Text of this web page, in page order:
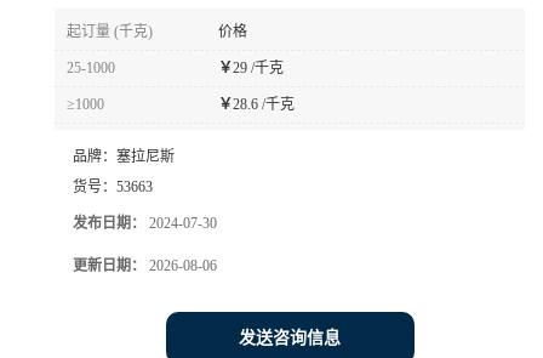
起订量 (千克) 价格
25-1000 ￥29 /千克
≥1000 ￥28.6 /千克
品牌： 塞拉尼斯
货号： 53663
发布日期： 2024-07-30
更新日期： 2026-08-06
发送咨询信息